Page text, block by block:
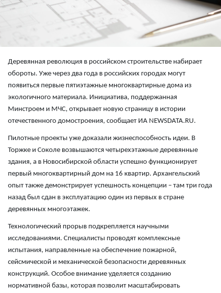
Деревянная революция в российском строительстве набирает
обороты. Уже через два года в российских городах могут
появиться первые пятиэтажные многоквартирные дома из
экологичного материала. Инициатива, поддержанная
Минстроем и МЧС, открывает новую страницу в истории
отечественного домостроения, сообщает ИА NEWSDATA.RU.
Пилотные проекты уже доказали жизнеспособность идеи. В
Торжке и Соколе возвышаются четырехэтажные деревянные
здания, а в Новосибирской области успешно функционирует
первый многоквартирный дом на 16 квартир. Архангельский
опыт также демонстрирует успешность концепции – там три года
назад был сдан в эксплуатацию один из первых в стране
деревянных многоэтажек.
Технологический прорыв подкрепляется научными
исследованиями. Специалисты проводят комплексные
испытания, направленные на обеспечение пожарной,
сейсмической и механической безопасности деревянных
конструкций. Особое внимание уделяется созданию
нормативной базы, которая позволит масштабировать